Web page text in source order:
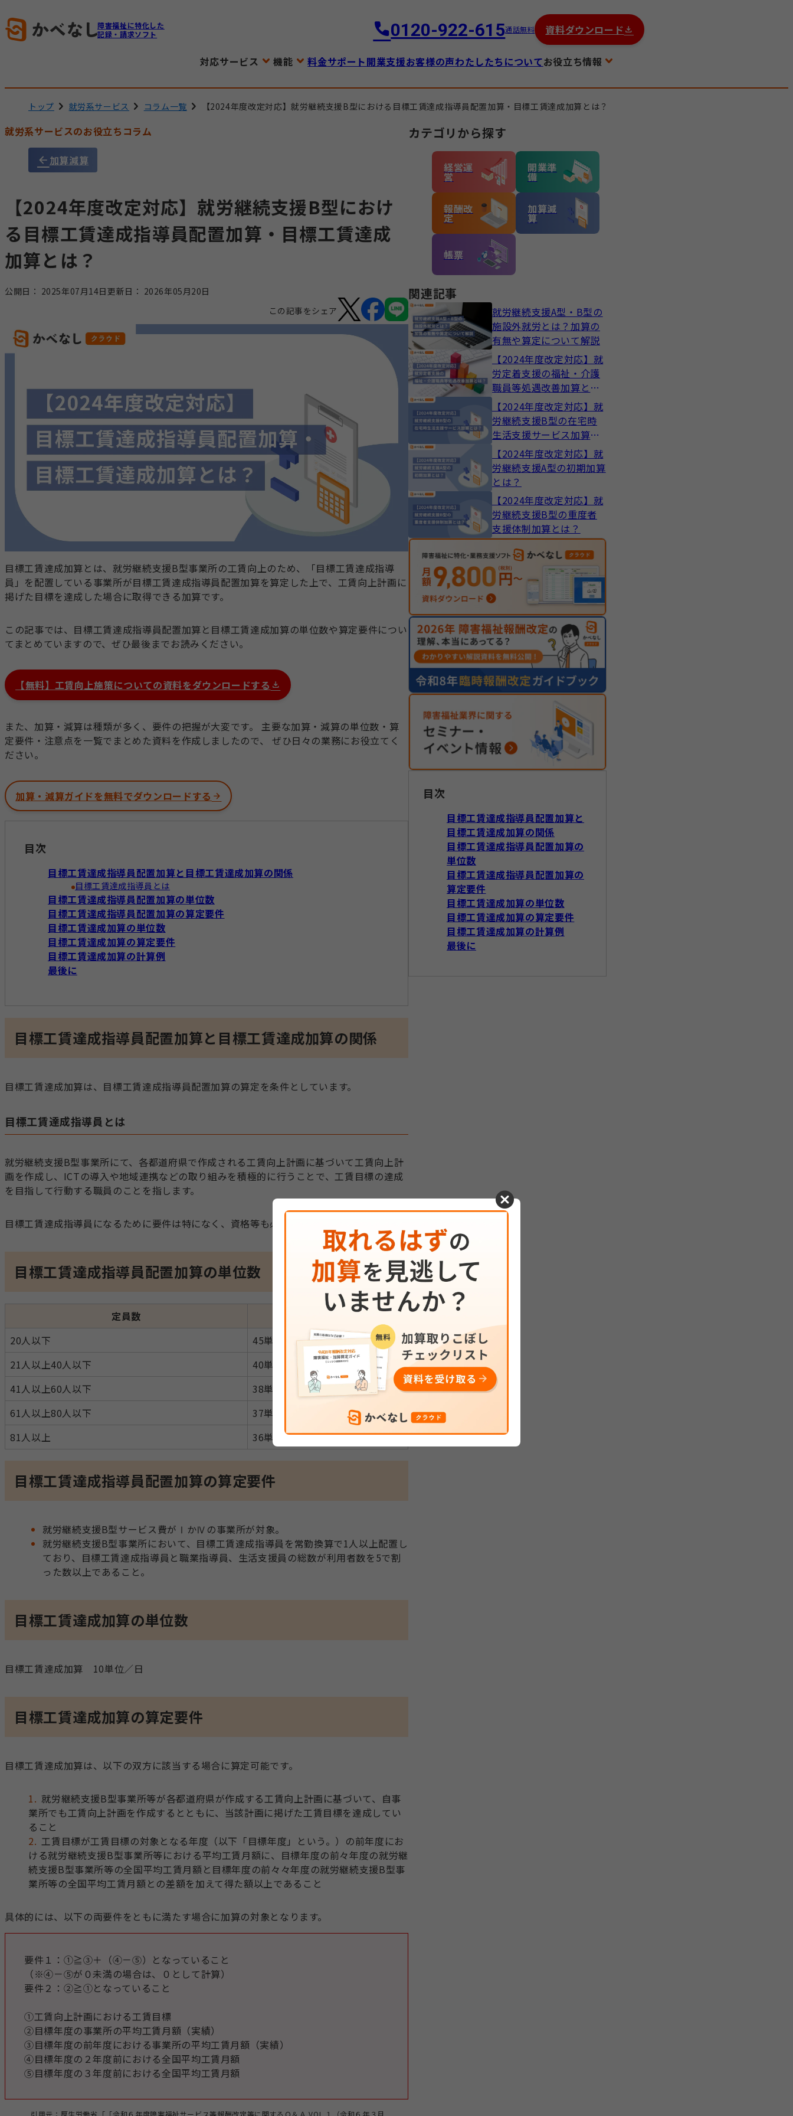
障害福祉に特化した
記録・請求ソフト
0120-922-615通話無料 資料ダウンロード
対応サービス 機能 料金サポート開業支援お客様の声わたしたちについてお役立ち情報
トップ 就労系サービス コラム一覧 【2024年度改定対応】就労継続支援B型における目標工賃達成指導員配置加算・目標工賃達成加算とは？
就労系サービスのお役立ちコラム
加算減算
【2024年度改定対応】就労継続支援B型におけ
る目標工賃達成指導員配置加算・目標工賃達成
加算とは？
公開日： 2025年07月14日更新日： 2026年05月20日
この記事をシェア
目標工賃達成加算とは、就労継続支援B型事業所の工賃向上のため、「目標工賃達成指導
員」を配置している事業所が目標工賃達成指導員配置加算を算定した上で、工賃向上計画に
掲げた目標を達成した場合に取得できる加算です。
この記事では、目標工賃達成指導員配置加算と目標工賃達成加算の単位数や算定要件につい
てまとめていますので、ぜひ最後までお読みください。
【無料】工賃向上施策についての資料をダウンロードする
また、加算・減算は種類が多く、要件の把握が大変です。 主要な加算・減算の単位数・算
定要件・注意点を一覧でまとめた資料を作成しましたので、 ぜひ日々の業務にお役立てく
ださい。
加算・減算ガイドを無料でダウンロードする
目次
目標工賃達成指導員配置加算と目標工賃達成加算の関係
目標工賃達成指導員とは
目標工賃達成指導員配置加算の単位数
目標工賃達成指導員配置加算の算定要件
目標工賃達成加算の単位数
目標工賃達成加算の算定要件
目標工賃達成加算の計算例
最後に
目標工賃達成指導員配置加算と目標工賃達成加算の関係
目標工賃達成加算は、目標工賃達成指導員配置加算の算定を条件としています。
目標工賃達成指導員とは
就労継続支援B型事業所にて、各都道府県で作成される工賃向上計画に基づいて工賃向上計
画を作成し、ICTの導入や地域連携などの取り組みを積極的に行うことで、工賃目標の達成
を目指して行動する職員のことを指します。
目標工賃達成指導員になるために要件は特になく、資格等も必要ありません。
目標工賃達成指導員配置加算の単位数
定員数
単位数
20人以下
45単位／日
21人以上40人以下
40単位／日
41人以上60人以下
38単位／日
61人以上80人以下
37単位／日
81人以上
36単位／日
目標工賃達成指導員配置加算の算定要件
就労継続支援B型サービス費がⅠかⅣの事業所が対象。
就労継続支援B型事業所において、目標工賃達成指導員を常勤換算で1人以上配置し
ており、目標工賃達成指導員と職業指導員、生活支援員の総数が利用者数を5で割
った数以上であること。
目標工賃達成加算の単位数
目標工賃達成加算 10単位／日
目標工賃達成加算の算定要件
目標工賃達成加算は、以下の双方に該当する場合に算定可能です。
就労継続支援B型事業所等が各都道府県が作成する工賃向上計画に基づいて、自事
業所でも工賃向上計画を作成するとともに、当該計画に掲げた工賃目標を達成してい
ること
工賃目標が工賃目標の対象となる年度（以下「目標年度」という。）の前年度にお
ける就労継続支援B型事業所等における平均工賃月額に、目標年度の前々年度の就労継
続支援B型事業所等の全国平均工賃月額と目標年度の前々々年度の就労継続支援B型事
業所等の全国平均工賃月額との差額を加えて得た額以上であること
具体的には、以下の両要件をともに満たす場合に加算の対象となります。
要件１：①≧③＋（④－⑤）となっていること
（※④－⑤が０未満の場合は、０として計算）
要件２：②≧①となっていること
①工賃向上計画における工賃目標
②目標年度の事業所の平均工賃月額（実績）
③目標年度の前年度における事業所の平均工賃月額（実績）
④目標年度の２年度前における全国平均工賃月額
⑤目標年度の３年度前における全国平均工賃月額
引用元： 厚生労働省「「令和６年度障害福祉サービス等報酬改定等に関するＱ＆Ａ VOL.１（令和６年３月
カテゴリから探す
経営運
営
開業準
備
報酬改
定
加算減
算
帳票
関連記事
就労継続支援A型・B型の
施設外就労とは？加算の
有無や算定について解説
【2024年度改定対応】就
労定着支援の福祉・介護
職員等処遇改善加算と
は？
【2024年度改定対応】就
労継続支援B型の在宅時
生活支援サービス加算と
は？
【2024年度改定対応】就
労継続支援A型の初期加算
とは？
【2024年度改定対応】就
労継続支援B型の重度者
支援体制加算とは？
目次
目標工賃達成指導員配置加算と
目標工賃達成加算の関係
目標工賃達成指導員配置加算の
単位数
目標工賃達成指導員配置加算の
算定要件
目標工賃達成加算の単位数
目標工賃達成加算の算定要件
目標工賃達成加算の計算例
最後に
cancel